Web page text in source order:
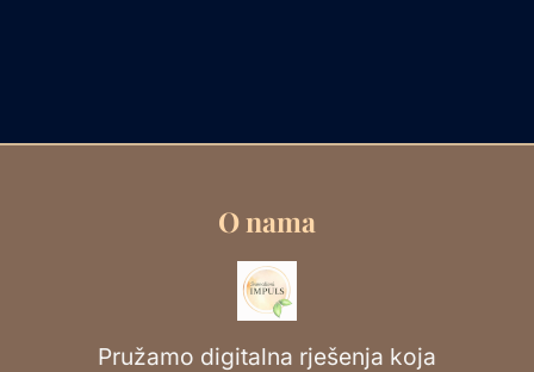
O nama
Pružamo digitalna rješenja koja